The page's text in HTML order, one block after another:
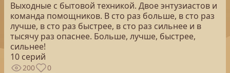
Выходные с бытовой техникой. Двое энтузиастов и
команда помощников. В сто раз больше, в сто раз
лучше, в сто раз быстрее, в сто раз сильнее и в
тысячу раз опаснее. Больше, лучше, быстрее,
сильнее!
10 серий
200 0